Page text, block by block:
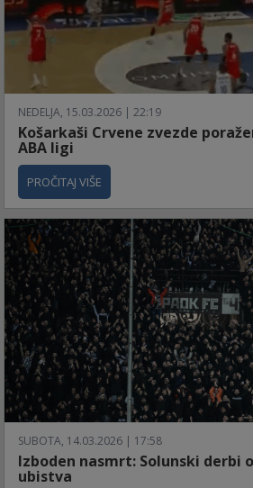
NEDELJA, 15.03.2026 | 22:19
Košarkaši Crvene zvezde
ABA ligi
PROČITAJ VIŠE
SUBOTA, 14.03.2026 | 17:58
Izboden nasmrt: Solunski derbi
ubistva